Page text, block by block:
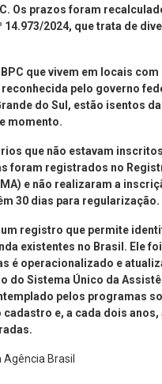
Os prazos foram
14.973/2024, que trata de
que vivem em locais
pelo governo
do Sul, estão isentos
momento.
que não estavam
foram registrados no
e não realizaram a
30 dias para regularização.
um registro que permite
existentes no Brasil. Ele
é operacionalizado e
do Sistema Único da
pelos programas
e, a cada dois anos,
Brasil